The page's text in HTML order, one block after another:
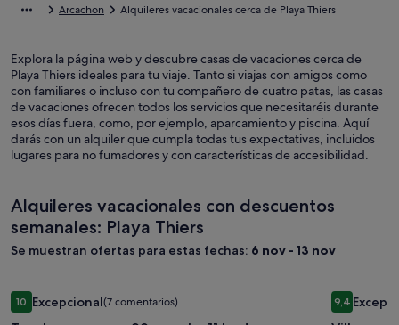
Arcachon Alquileres vacacionales cerca de Playa Thiers
Explora la página web y descubre casas de vacaciones cerca de
Playa Thiers ideales para tu viaje. Tanto si viajas con amigos como
con familiares o incluso con tu compañero de cuatro patas, las casas
de vacaciones ofrecen todos los servicios que necesitaréis durante
esos días fuera, como, por ejemplo, aparcamiento y piscina. Aquí
darás con un alquiler que cumpla todas tus expectativas, incluidos
lugares para no fumadores y con características de accesibilidad.
Alquileres vacacionales con descuentos
semanales: Playa Thiers
Se muestran ofertas para estas fechas: 6 nov - 13 nov
Galería
de
1010 sobre 10, Excepcional, (7 comentarios)
Excepcional(7 comentarios)
Two houses, max. 29 people, 11 bedrooms, swimming
Galería
de
9,49,4 sobre
Villa con